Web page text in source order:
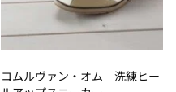
コムルヴァン・オム 洗練ヒー